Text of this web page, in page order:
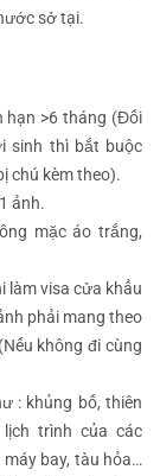
sở tại.
hạn >6 tháng (Đối
sinh thì bắt buộc
chú kèm theo).
ảnh.
mặc áo trắng,
làm visa cửa khẩu
phải mang theo
không đi cùng
: khủng bố, thiên
trình của các
bay, tàu hỏa…